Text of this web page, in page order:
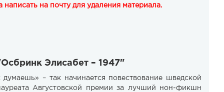
на почту для удаления материала.
Элисабет – 1947"
– так начинается повествование шведской
Августовской премии за лучший нон-фикшн